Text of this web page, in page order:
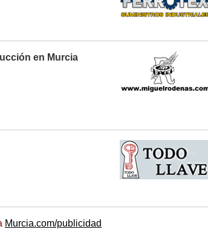
en Murcia
Murcia.com/publicidad